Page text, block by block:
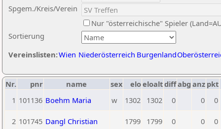
Sortierung
Spgem./Kreis/Verein
Nur "österreichische" Spieler
Vereinslisten:Wien Niederösterreich Burgenland
Nr. pnr name sex eloeloaltdiffabg anz pkt
1 101136 Boehm Maria w 1302 1302 0 0 0
2 101745 Dangl Christian 1799 1799 0 0 0